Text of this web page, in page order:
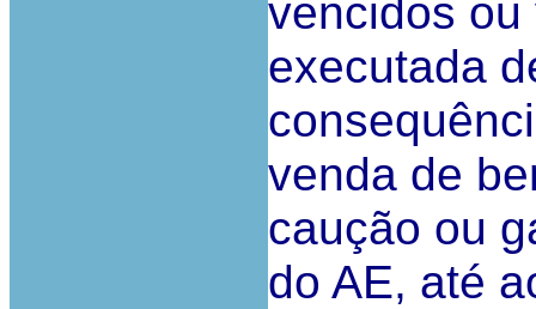
vencidos
executada
venda de
caução ou
do AE, até